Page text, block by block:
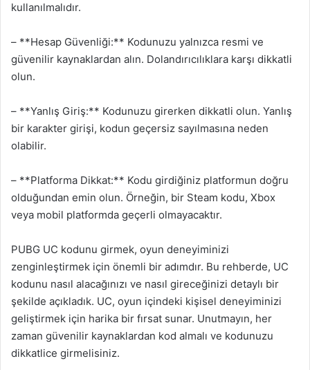
kullanılmalıdır.
– **Hesap Güvenliği:** Kodunuzu yalnızca resmi ve
güvenilir kaynaklardan alın. Dolandırıcılıklara karşı dikkatli
olun.
– **Yanlış Giriş:** Kodunuzu girerken dikkatli olun. Yanlış
bir karakter girişi, kodun geçersiz sayılmasına neden
olabilir.
– **Platforma Dikkat:** Kodu girdiğiniz platformun doğru
olduğundan emin olun. Örneğin, bir Steam kodu, Xbox
veya mobil platformda geçerli olmayacaktır.
PUBG UC kodunu girmek, oyun deneyiminizi
zenginleştirmek için önemli bir adımdır. Bu rehberde, UC
kodunu nasıl alacağınızı ve nasıl gireceğinizi detaylı bir
şekilde açıkladık. UC, oyun içindeki kişisel deneyiminizi
geliştirmek için harika bir fırsat sunar. Unutmayın, her
zaman güvenilir kaynaklardan kod almalı ve kodunuzu
dikkatlice girmelisiniz.